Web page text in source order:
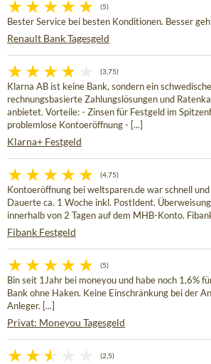
(5)
Bester Service bei besten Konditionen. Besser
Renault Bank Tagesgeld
(3,75)
Klarna AB ist keine Bank, sondern ein
rechnungsbasierte Zahlungslösungen und
anbietet. Vorteile: - Zinsen für Festgeld im
problemlose Kontoeröffnung - [...]
Klarna+ Festgeld
(4,75)
Kontoeröffnung bei weltsparen.de war schnell
Dauerte ca. 1 Woche inkl. PostIdent.
innerhalb von 2 Tagen auf dem MHB-Konto.
Fibank Festgeld
(5)
Bin seit 1Jahr bei moneyou und habe noch 1,6%
Bank ohne Haken. Keine Einschränkung bei der
Anleger. [...]
Privat: Moneyou Tagesgeld
(2,5)